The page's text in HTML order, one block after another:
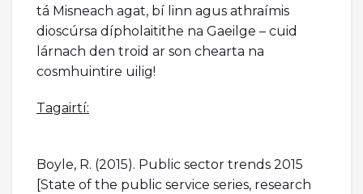
tá Misneach agat, bí linn agus athraímis
dioscúrsa dípholaitithe na Gaeilge – cuid
lárnach den troid ar son chearta na
cosmhuintire uilig!
Tagairtí:
Boyle, R. (2015). Public sector trends 2015
[State of the public service series, research